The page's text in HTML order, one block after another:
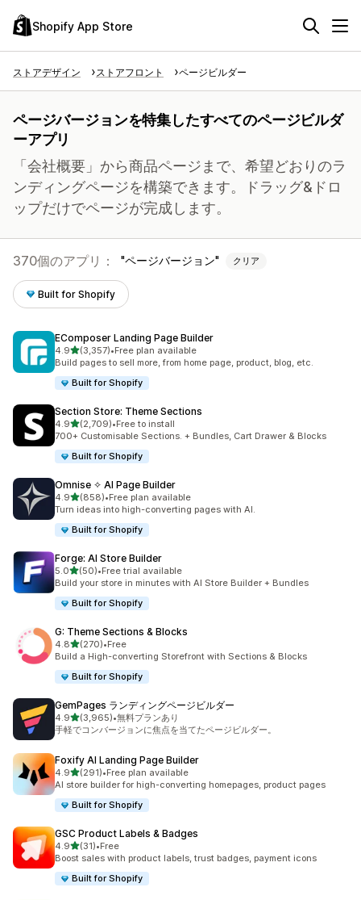
Shopify App Store
ストアデザイン ストアフロント ページビルダー
ページバージョンを特集したすべてのページビルダ
ーアプリ
「会社概要」から商品ページまで、希望どおりのラ
ンディングページを構築できます。ドラッグ&ドロ
ップだけでページが完成します。
370個のアプリ： ページバージョン クリア
Built for Shopify
EComposer Landing Page Builder
4.95つ星中
(3,357)
合計レビュー数：3357件
•Free plan available
Build pages to sell more, from home page, product, blog, etc.
Built for Shopify
Section Store: Theme Sections
4.95つ星中
(2,709)
合計レビュー数：2709件
•Free to install
700+ Customisable Sections. + Bundles, Cart Drawer & Blocks
Built for Shopify
Omnise ✧ AI Page Builder
4.95つ星中
(858)
合計レビュー数：858件
•Free plan available
Turn ideas into high-converting pages with AI.
Built for Shopify
Forge: AI Store Builder
5.05つ星中
(50)
合計レビュー数：50件
•Free trial available
Build your store in minutes with AI Store Builder + Bundles
Built for Shopify
G: Theme Sections & Blocks
4.85つ星中
(270)
合計レビュー数：270件
•Free
Build a High-converting Storefront with Sections & Blocks
Built for Shopify
GemPages ランディングページビルダー
4.95つ星中
(3,965)
合計レビュー数：3965件
•無料プランあり
手軽でコンバージョンに焦点を当てたページビルダー。
Foxify AI Landing Page Builder
4.95つ星中
(291)
合計レビュー数：291件
•Free plan available
AI store builder for high-converting homepages, product pages
Built for Shopify
GSC Product Labels & Badges
4.95つ星中
(31)
合計レビュー数：31件
•Free
Boost sales with product labels, trust badges, payment icons
Built for Shopify